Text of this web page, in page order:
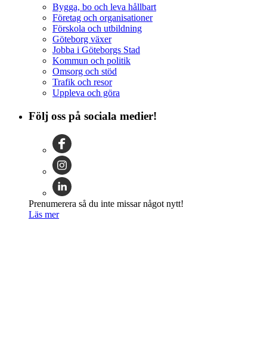
Bygga, bo och leva hållbart
Företag och organisationer
Förskola och utbildning
Göteborg växer
Jobba i Göteborgs Stad
Kommun och politik
Omsorg och stöd
Trafik och resor
Uppleva och göra
Följ oss på sociala medier!
Prenumerera så du inte missar något nytt!
Läs mer